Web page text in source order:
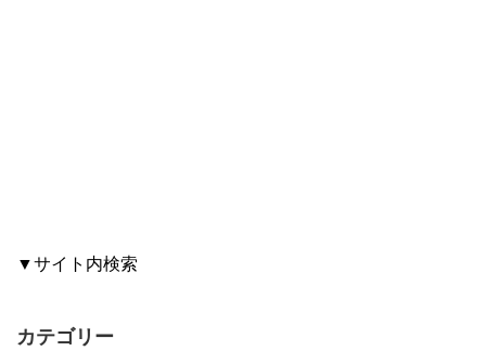
▼サイト内検索
カテゴリー